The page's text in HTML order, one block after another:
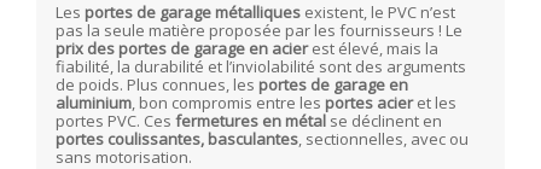
Les portes de garage métalliques existent, le PVC n’est
pas la seule matière proposée par les fournisseurs ! Le
prix des portes de garage en acierest élevé, mais la
fiabilité, la durabilité et l’inviolabilité sont des arguments
de poids. Plus connues, les portes de garage en
aluminium, bon compromis entre les portes acieret les
portes PVC. Ces fermetures en métal se déclinent en
portes coulissantes, basculantes, sectionnelles, avec ou
sans motorisation.